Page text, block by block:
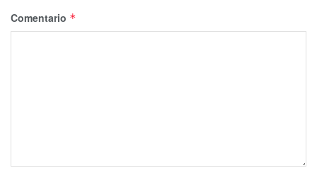
Comentario *